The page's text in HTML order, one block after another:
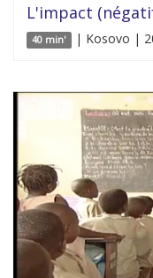
L'impact
40 min' | Kosovo |